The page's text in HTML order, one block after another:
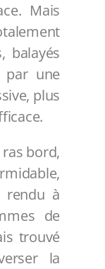
Mais
balayés
par une
plus
bord,
rendu à
de
trouvé
la